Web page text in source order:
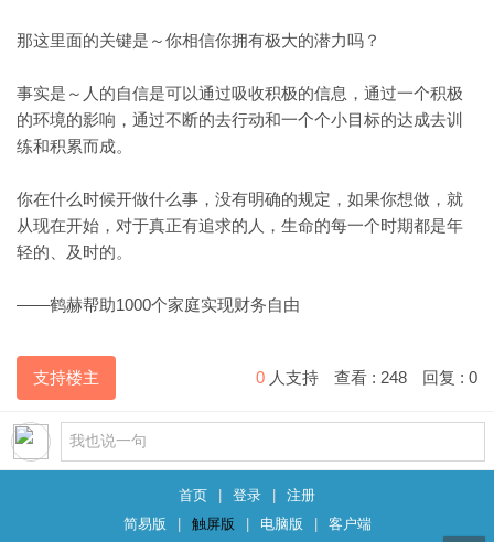
那这里面的关键是～你相信你拥有极大的潜力吗？
事实是～人的自信是可以通过吸收积极的信息，通过一个积极
的环境的影响，通过不断的去行动和一个个小目标的达成去训
练和积累而成。
你在什么时候开做什么事，没有明确的规定，如果你想做，就
从现在开始，对于真正有追求的人，生命的每一个时期都是年
轻的、及时的。
——鹤赫帮助1000个家庭实现财务自由
支持楼主 0 人支持 查看 : 248 回复 : 0
首页 登录
注册
简易版
触屏版 电脑版 客户端